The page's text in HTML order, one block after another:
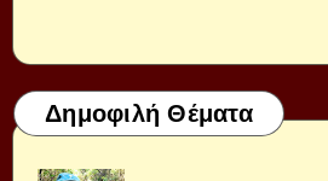
Δημοφιλή Θέματα